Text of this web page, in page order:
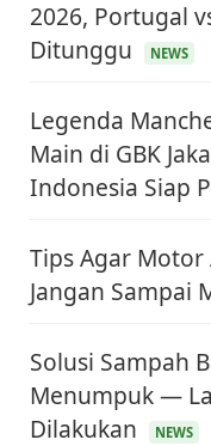
2026, Portugal
Ditunggu
NEWS
Legenda
Main di GBK
Indonesia Siap
Tips Agar
Jangan Sampai
Solusi Sampah
Menumpuk —
Dilakukan
NEWS